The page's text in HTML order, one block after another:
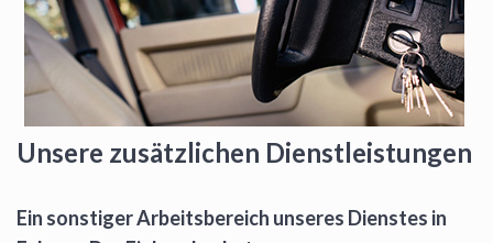
Unsere zusätzlichen Dienstleistungen
Ein sonstiger Arbeitsbereich unseres Dienstes in